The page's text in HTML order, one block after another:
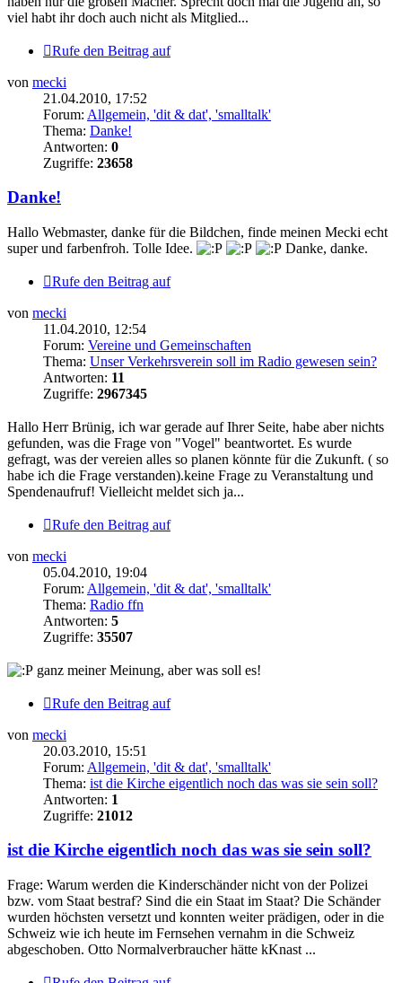
viel habt ihr doch auch nicht als Mitglied...
Rufe den Beitrag auf
von mecki
21.04.2010, 17:52
Forum: Allgemein, 'dit & dat', 'smalltalk'
Thema: Danke!
Antworten: 0
Zugriffe: 23658
Danke!
Hallo Webmaster, danke für die Bildchen, finde meinen Mecki echt
super und farbenfroh. Tolle Idee.
Danke, danke.
Rufe den Beitrag auf
von mecki
11.04.2010, 12:54
Forum: Vereine und Gemeinschaften
Thema: Unser Verkehrsverein soll im Radio gewesen sein?
Antworten: 11
Zugriffe: 2967345
Hallo Herr Brünig, ich war gerade auf Ihrer Seite, habe aber nichts
gefunden, was die Frage von "Vogel" beantwortet. Es wurde
gefragt, was der vereien alles so planen könnte für die Zukunft. ( so
habe ich die Frage verstanden).keine Frage zu Veranstaltung und
Spendenaufruf! Vielleicht meldet sich ja...
Rufe den Beitrag auf
von mecki
05.04.2010, 19:04
Forum: Allgemein, 'dit & dat', 'smalltalk'
Thema: Radio ffn
Antworten: 5
Zugriffe: 35507
ganz meiner Meinung, aber was soll es!
Rufe den Beitrag auf
von mecki
20.03.2010, 15:51
Forum: Allgemein, 'dit & dat', 'smalltalk'
Thema: ist die Kirche eigentlich noch das was sie sein soll?
Antworten: 1
Zugriffe: 21012
ist die Kirche eigentlich noch das was sie sein soll?
Frage: Warum werden die Kinderschänder nicht von der Polizei
bzw. vom Staat bestraf? Sind die ein Staat im Staat? Die Schänder
wurden höchsten versetzt und konnten weiter prädigen, oder in die
Schweiz wie ich heute im Fernsehen vernahm in die Schweiz
abgeschoben. Otto Normalverbraucher hätte kKnast ...